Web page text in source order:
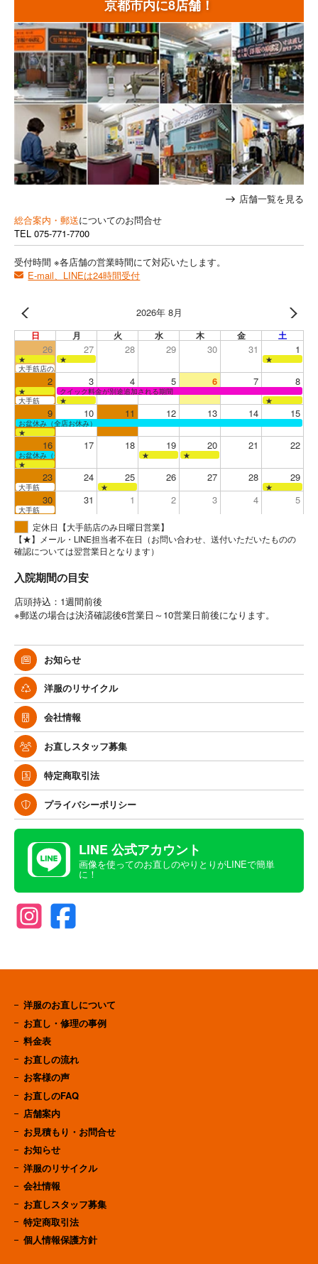
京都市内に8店舗！
店舗一覧を見る
総合案内・郵送についてのお問合せ
TEL 075-771-7700
受付時間 ※各店舗の営業時間にて対応いたします。
E-mail、LINEは24時間受付
2026年 8月
日 月 火 水 木 金 土
26 27 28 29 30 31 1
★ ★
★
大手筋店のみ営業
2 3 4 5 6 7 8
★
クイック料金が別途追加される期間
大手筋
★ ★
9 10 11 12 13 14 15
お盆休み（全店お休み）
★
16 17 18 19 20 21 22
お盆休み（全店お休み） ★
★
★
23 24 25 26 27 28 29
大手筋 ★ ★
30 31 1 2 3 4 5
大手筋
定休日【大手筋店のみ日曜日営業】
【★】メール・LINE担当者不在日（お問い合わせ、送付いただいたものの
確認については翌営業日となります）
入院期間の目安
店頭持込：1週間前後
※郵送の場合は決済確認後6営業日～10営業日前後になります。
お知らせ
洋服のリサイクル
会社情報
お直しスタッフ募集
特定商取引法
プライバシーポリシー
LINE 公式アカウント
画像を使ってのお直しのやりとりがLINEで簡単
に！
洋服のお直しについて
お直し・修理の事例
料金表
お直しの流れ
お客様の声
お直しのFAQ
店舗案内
お見積もり・お問合せ
お知らせ
洋服のリサイクル
会社情報
お直しスタッフ募集
特定商取引法
個人情報保護方針